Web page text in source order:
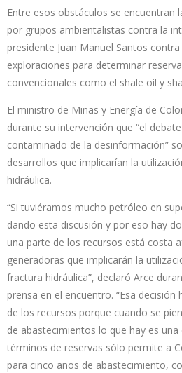
Entre esos obstáculos se encuentran
por grupos ambientalistas contra la
presidente Juan Manuel Santos
exploraciones para determinar
convencionales como el shale oil y
El ministro de Minas y Energía de
durante su intervención que “el
contaminado de la desinformación”
desarrollos que implicarían la
hidráulica.
“Si tuviéramos mucho petróleo en
dando esta discusión y por eso hay
una parte de los recursos está costa
generadoras que implicarán la
fractura hidráulica”, declaró Arce
prensa en el encuentro. “Esa
de los recursos porque cuando se
de abastecimientos lo que hay es
términos de reservas sólo permite a
para cinco años de abastecimiento,